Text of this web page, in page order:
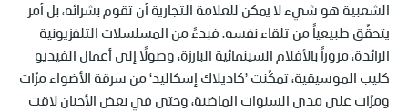
الشعبية هو شيء لا يمكن للعلامة التجارية أن تقوم بشرائه، بل أمر
يتحقّق طبيعياً من تلقاء نفسه. فبدءً من المسلسلات التلفزيونية
الرائدة، مروراً بالأفلام السينمائية البارزة، وصولاً إلى أعمال الفيديو
كليب الموسيقية، تمكّنت ’كاديلاك إسكاليد‘ من سرقة الأضواء مرّات
ومرّات على مدى السنوات الماضية، وحتى في بعض الأحيان لاقت